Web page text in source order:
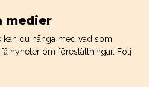
medier
kan du hänga med vad som
nyheter om föreställningar. Följ